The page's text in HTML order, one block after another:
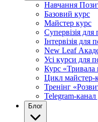
Навчання
Базовий курс
Майстер курс
Супервізія для
Інтервізія для
New Leaf
Усі курси для
Курс «Тривала
Цикл майстер-
Тренінг
Telegram-канал
Блог